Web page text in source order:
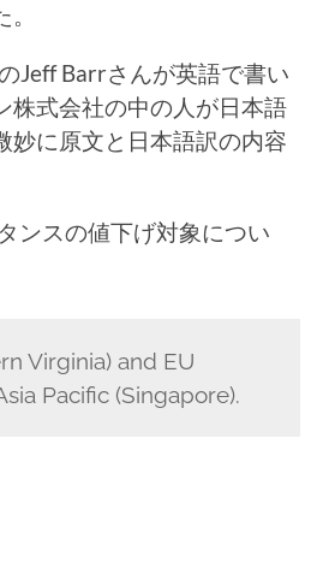
Jeff Barrさんが英語で書い
株式会社の中の人が日本語
妙に原文と日本語訳の内容
ンスの値下げ対象につい
Virginia) and EU
Pacific (Singapore).